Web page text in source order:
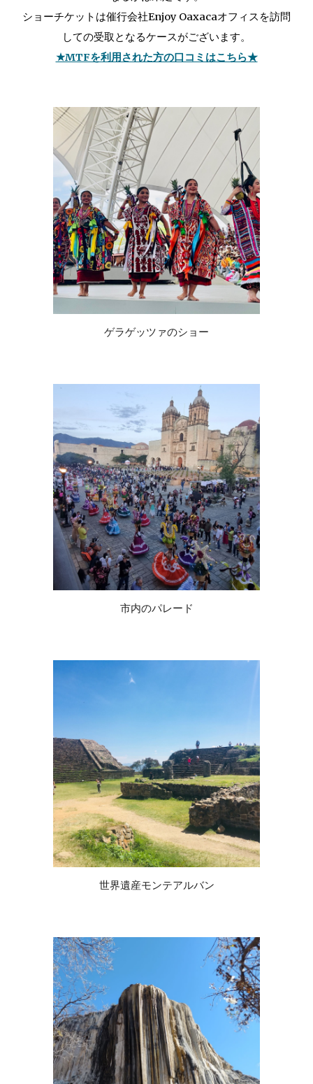
ショーチケットは催行会社Enjoy Oaxacaオフィスを訪問
しての受取となるケースがございます。
★MTFを利用された方の口コミはこちら★
ゲラゲッツァのショー
市内のパレード
世界遺産モンテアルバン